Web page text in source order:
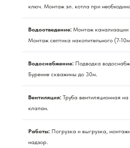
ключ. Монтаж эл. котла при
Водоотведение: Монтаж
Монтаж септика накопительного (7-
Водоснабжение: Подводка
Бурение скважины до 30м.
Вентиляция: Труба вентиляционная
клапан.
Работы: Погрузка и выгрузка,
надзор.